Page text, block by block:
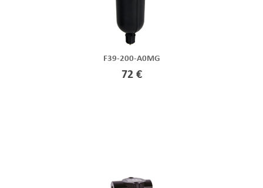
F39-200-A0MG
72 €